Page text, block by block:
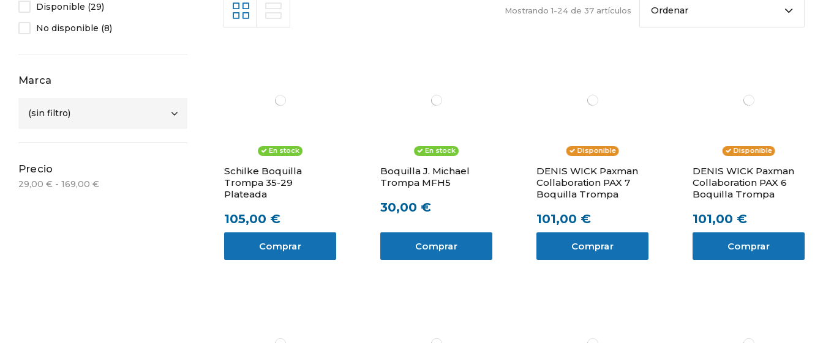
Mostrando 1-24 de 37 artículos Ordenar
En stock
Schilke Boquilla
Trompa 35-29
Plateada
105,00 €
Comprar
En stock
Boquilla J. Michael
Trompa MFH5
30,00 €
Comprar
Disponible
DENIS WICK Paxman
Collaboration PAX 7
Boquilla Trompa
101,00 €
Comprar
Disponible
DENIS WICK Paxman
Collaboration PAX 6
Boquilla Trompa
101,00 €
Comprar
Disponible (29)
No disponible (8)
Marca
(sin filtro)
Precio
29,00 € - 169,00 €